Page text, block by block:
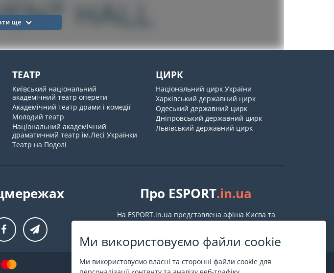
Ми використовуємо файли cookie
Ми використовуємо власні та сторонні файли cookie для
ще
ТЕАТР
Київський національний
академічний театр оперети
Академічний театр драми і комедії
Молодий театр
Національний академічний
драматичний театр ім.Лесі Українки
Театр на Подолі
ЦИРК
Національний цирк України
Харківський державний цирк
Одеський державний цирк
Дніпровський державний цирк
Львівський державний цирк
Про ESPORT.in.ua
На ESPORT.in.ua представлена афіша Києва та